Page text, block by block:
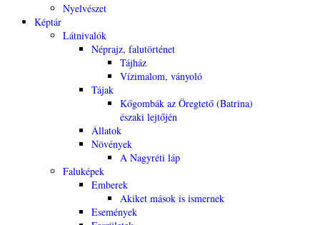
Nyelvészet
Képtár
Látnivalók
Néprajz, falutörténet
Tájház
Vízimalom, ványoló
Tájak
Kőgombák az Öregtető (Batrina)
északi lejtőjén
Állatok
Növények
A Nagyréti láp
Faluképek
Emberek
Akiket mások is ismernek
Események